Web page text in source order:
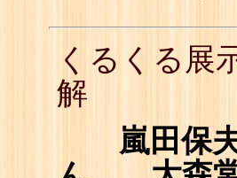
くるくる
解
嵐田保